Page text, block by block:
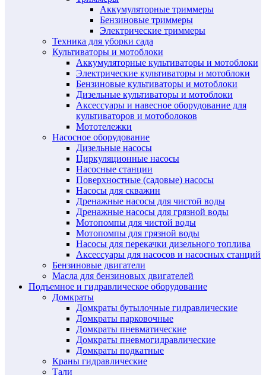
Аккумуляторные триммеры
Бензиновые триммеры
Электрические триммеры
Техника для уборки сада
Культиваторы и мотоблоки
Аккумуляторные культиваторы и мотоблоки
Электрические культиваторы и мотоблоки
Бензиновые культиваторы и мотоблоки
Дизельные культиваторы и мотоблоки
Аксессуары и навесное оборудование для
культиваторов и мотоболоков
Мототележки
Насосное оборудование
Дизельные насосы
Циркуляционные насосы
Насосные станции
Поверхностные (садовые) насосы
Насосы для скважин
Дренажные насосы для чистой воды
Дренажные насосы для грязной воды
Мотопомпы для чистой воды
Мотопомпы для грязной воды
Насосы для перекачки дизельного топлива
Аксессуары для насосов и насосных станций
Бензиновые двигатели
Масла для бензиновых двигателей
Подъемное и гидравлическое оборудование
Домкраты
Домкраты бутылочные гидравлические
Домкраты парковочные
Домкраты пневматические
Домкраты пневмогидравлические
Домкраты подкатные
Краны гидравлические
Тали